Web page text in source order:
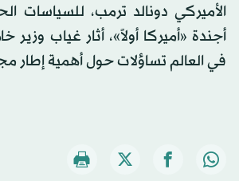
الأميركي دونالد ترمب، للسياسات
أجندة «أميركا أولاً»، أثار غياب وزير
في العالم تساؤلات حول أهمية إطار